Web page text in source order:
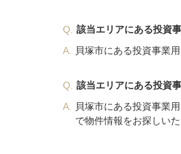
Q.
該当エリアにある投資
A.
貝塚市にある投資事業
Q.
該当エリアにある投資
A.
貝塚市にある投資事業
で物件情報をお探しい